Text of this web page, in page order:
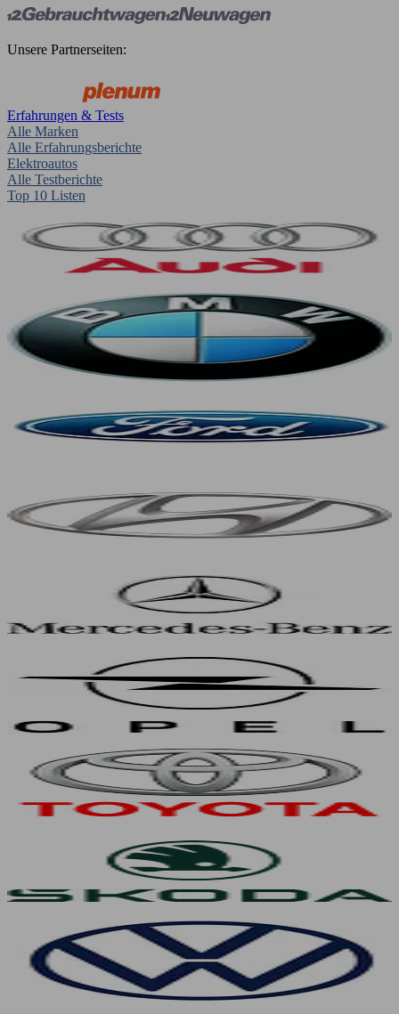
Unsere Partnerseiten:
Erfahrungen & Tests
Alle Marken
Alle Erfahrungsberichte
Elektroautos
Alle Testberichte
Top 10 Listen